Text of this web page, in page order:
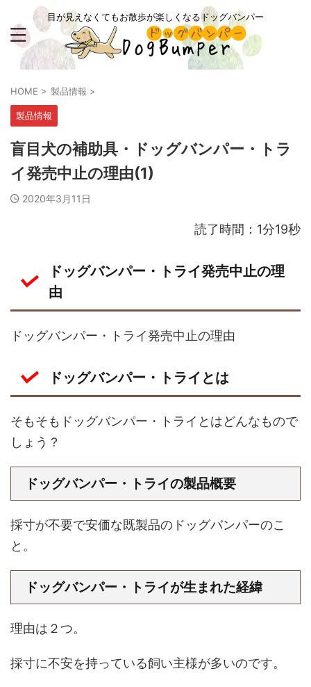
目が見えなくてもお散歩が楽しくなるドッグバンパー
HOME > 製品情報 >
製品情報
盲目犬の補助具・ドッグバンパー・トラ
イ発売中止の理由(1)
2020年3月11日
読了時間：1分19秒
ドッグバンパー・トライ発売中止の理
由
ドッグバンパー・トライ発売中止の理由
ドッグバンパー・トライとは
そもそもドッグバンパー・トライとはどんなもので
しょう？
ドッグバンパー・トライの製品概要
採寸が不要で安価な既製品のドッグバンパーのこ
と。
ドッグバンパー・トライが生まれた経緯
理由は２つ。
採寸に不安を持っている飼い主様が多いのです。